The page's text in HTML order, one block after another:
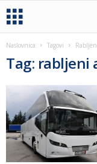
Naslovnica Tagovi
Tag: rabljeni